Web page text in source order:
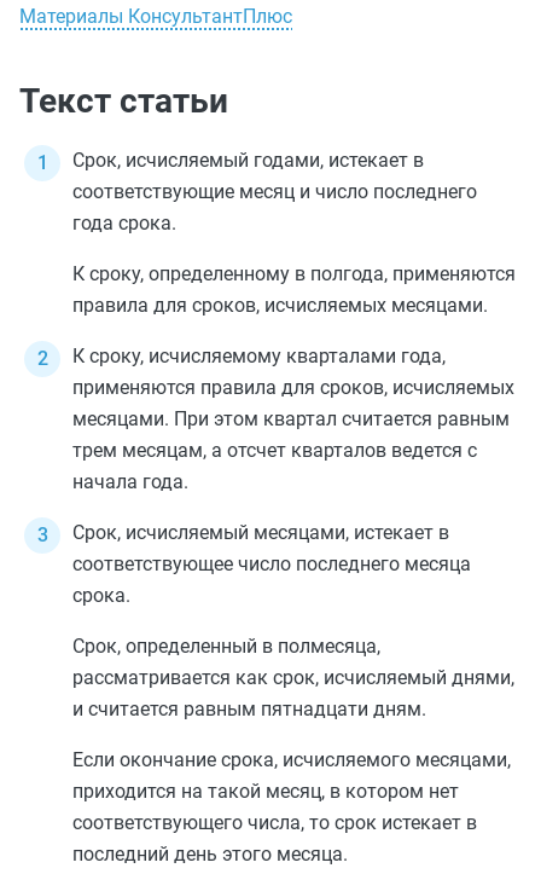
Материалы КонсультантПлюс
Текст статьи
Срок, исчисляемый годами, истекает в
соответствующие месяц и число последнего
года срока.
К сроку, определенному в полгода, применяются
правила для сроков, исчисляемых месяцами.
К сроку, исчисляемому кварталами года,
применяются правила для сроков, исчисляемых
месяцами. При этом квартал считается равным
трем месяцам, а отсчет кварталов ведется с
начала года.
Срок, исчисляемый месяцами, истекает в
соответствующее число последнего месяца
срока.
Срок, определенный в полмесяца,
рассматривается как срок, исчисляемый днями,
и считается равным пятнадцати дням.
Если окончание срока, исчисляемого месяцами,
приходится на такой месяц, в котором нет
соответствующего числа, то срок истекает в
последний день этого месяца.